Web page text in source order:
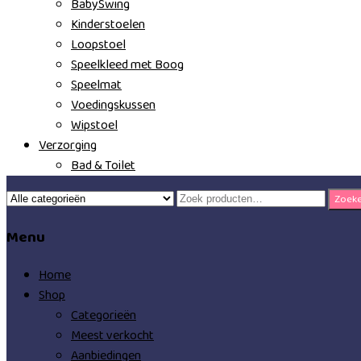
BabySwing
Kinderstoelen
Loopstoel
Speelkleed met Boog
Speelmat
Voedingskussen
Wipstoel
Verzorging
Bad & Toilet
Zoeken
Menu
Home
Shop
Categorieën
Meest verkocht
Aanbiedingen